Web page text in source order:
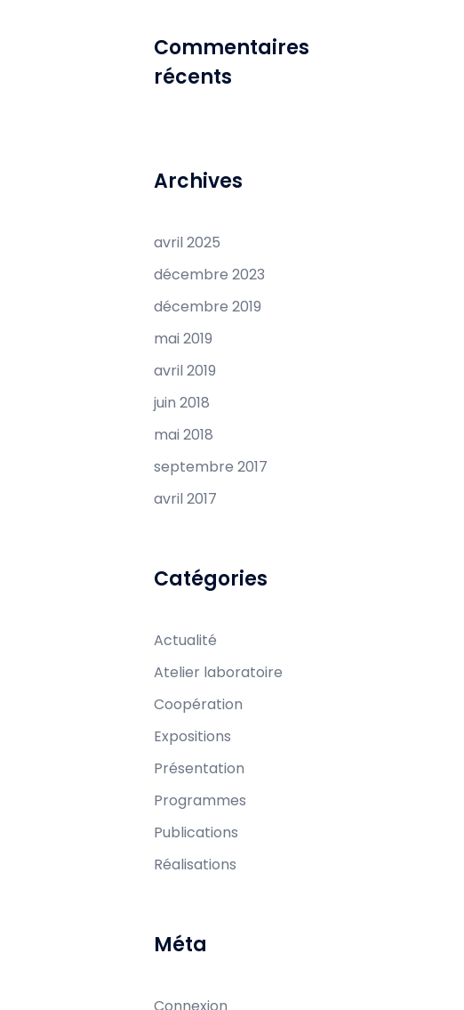
Commentaires
récents
Archives
avril 2025
décembre 2023
décembre 2019
mai 2019
avril 2019
juin 2018
mai 2018
septembre 2017
avril 2017
Catégories
Actualité
Atelier laboratoire
Coopération
Expositions
Présentation
Programmes
Publications
Réalisations
Méta